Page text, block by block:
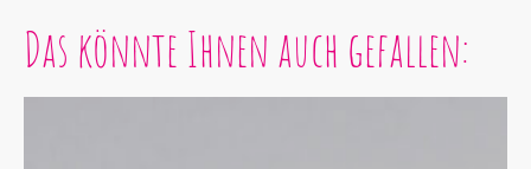
Das könnte Ihnen auch gefallen: